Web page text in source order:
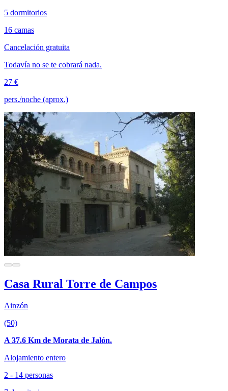
5 dormitorios
16 camas
Cancelación gratuita
Todavía no se te cobrará nada.
27 €
pers./noche (aprox.)
Casa Rural Torre de Campos
Ainzón
(50)
A 37.6 Km de Morata de Jalón.
Alojamiento entero
2 - 14 personas